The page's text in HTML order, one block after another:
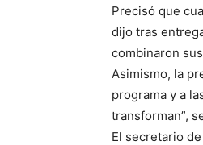
Precisó que
dijo tras
combinaron
Asimismo, la
programa y a
transforman”,
El secretario